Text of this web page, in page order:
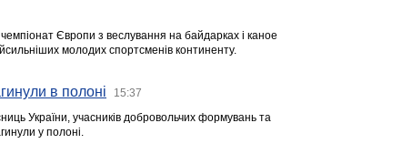
Європи з веслування на байдарках і каное
молодих спортсменів континенту.
в полоні 15:37
України, учасників добровольчих формувань та
у полоні.